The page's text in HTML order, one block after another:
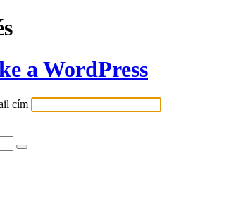
a WordPress
cím